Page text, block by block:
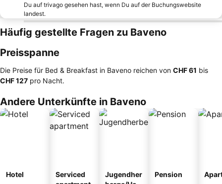
Du auf trivago gesehen hast, wenn Du auf der Buchungswebsite
landest.
Häufig gestellte Fragen zu Baveno
Preisspanne
Die Preise für Bed & Breakfast in Baveno reichen von ‎CHF 61 bis
‎CHF 127 pro Nacht.
Andere Unterkünfte in Baveno
Hotel
Serviced
Jugendher
Pension